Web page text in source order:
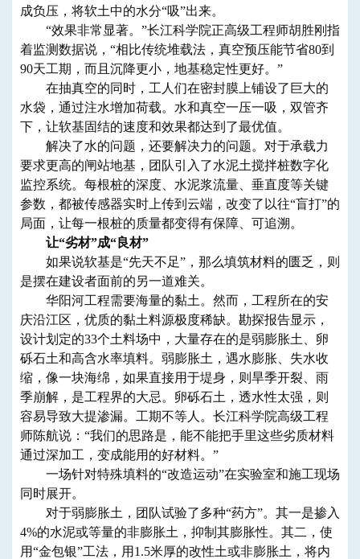
成负压，将软土中的水分“吸”出来。
“效果非常显著。”长江科学院正高级工程师胡胜刚指
着监测数据说，“相比传统堆载法，真空预压能节省80到
90天工期，而且沉降更小，地基稳定性更好。”
在抽真空的同时，工人们在密封膜上铺设了巨大的
水袋，通过注水增加荷载。水和真空一压一吸，双管齐
下，让软基固结的速度和效果都达到了最优值。
解决了水的问题，还要解决力的问题。对于承载力
要求更高的闸站地基，团队引入了水泥土搅拌桩数字化
监控系统。每根桩的深度、水泥浆流量、垂直度等关键
参数，都被传感器实时上传到云端，改变了以往“盲打”的
局面，让每一根桩的质量都变得有保障、可追溯。
让“劣材”成“良材”
如果说软基是“先天不足”，那么填筑材料的匮乏，则
是摆在建设者面前的另一道难关。
华阳河工程需要海量的黏土。然而，工程所在的安
庆沿江区，优质的黏土料源极度稀缺。勘探报告显示，
设计划定的33个土料场中，大量存在的是弱膨胀土、卵
砾石土和高含水率填料。弱膨胀土，遇水膨胀、失水收
缩，像一块海绵，如果直接用于堤身，则旱季开裂、雨
季崩解，是工程界的大忌。卵砾石土，透水性太强，则
容易导致大提渗漏。工期不等人。长江科学院高级工程
师陈航说：“我们的思路是，能不能把手里这些劣质材料
通过深加工，变成能用的好材料。”
一场针对特殊填料的“改造运动”在实验室和施工现场
同时展开。
对于弱膨胀土，团队试验了多种“药方”。其一是掺入
4%的水泥或等量的非膨胀土，抑制其膨胀性。其二，使
用“金包银”工法，用1.5米厚的改性土或非膨胀土，将内